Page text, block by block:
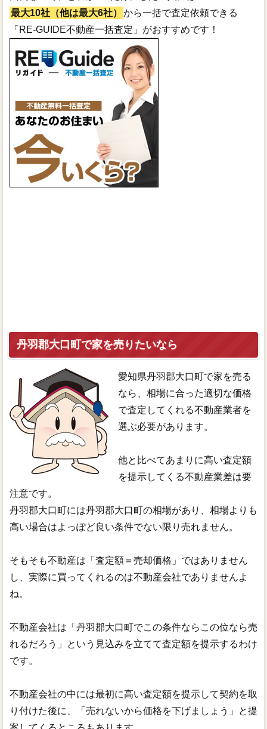
最大10社（他は最大6社）
から一括で査定依頼できる
「RE-GUIDE不動産一括査定」がおすすめです！
丹羽郡大口町で家を売りたいなら
愛知県丹羽郡大口町で家を売る
なら、相場に合った適切な価格
で査定してくれる不動産業者を
選ぶ必要があります。
他と比べてあまりに高い査定額
を提示してくる不動産業差は要
注意です。
丹羽郡大口町には丹羽郡大口町の相場があり、相場よりも
高い場合はよっぽど良い条件でない限り売れません。
そもそも不動産は「査定額＝売却価格」ではありません
し、実際に買ってくれるのは不動産会社でありませんよ
ね。
不動産会社は「丹羽郡大口町でこの条件ならこの位なら売
れるだろう」という見込みを立てて査定額を提示するわけ
です。
不動産会社の中には最初に高い査定額を提示して契約を取
り付けた後に、「売れないから価格を下げましょう」と提